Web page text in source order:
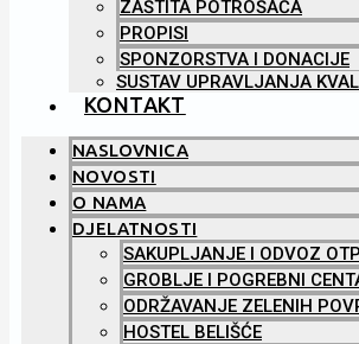
ZAŠTITA POTROŠAČA
PROPISI
SPONZORSTVA I DONACIJE
SUSTAV UPRAVLJANJA
KONTAKT
NASLOVNICA
NOVOSTI
O NAMA
DJELATNOSTI
SAKUPLJANJE I ODVOZ
GROBLJE I POGREBNI
ODRŽAVANJE ZELENIH
HOSTEL BELIŠĆE